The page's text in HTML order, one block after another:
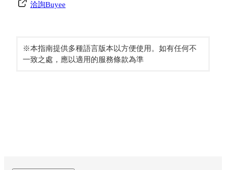
洽詢Buyee
※本指南提供多種語言版本以方便使用。如有任何不
一致之處，應以適用的服務條款為準